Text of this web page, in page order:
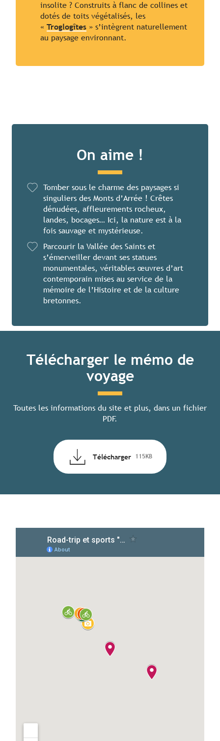
insolite ? Construits à flanc de collines et
dotés de toits végétalisés, les
« Troglogîtes » s’intègrent naturellement
au paysage environnant.
On aime !
Tomber sous le charme des paysages si
singuliers des Monts d’Arrée ! Crêtes
dénudées, affleurements rocheux,
landes, bocages… Ici, la nature est à la
fois sauvage et mystérieuse.
Parcourir la Vallée des Saints et
s’émerveiller devant ses statues
monumentales, véritables œuvres d’art
contemporain mises au service de la
mémoire de l’Histoire et de la culture
bretonnes.
Télécharger le mémo de
voyage
Toutes les informations du site et plus, dans un fichier
PDF.
Télécharger 115KB